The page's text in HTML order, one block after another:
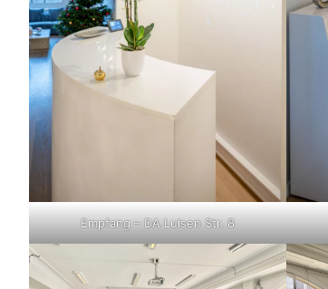
Empfang – DA Luisen Str. 8